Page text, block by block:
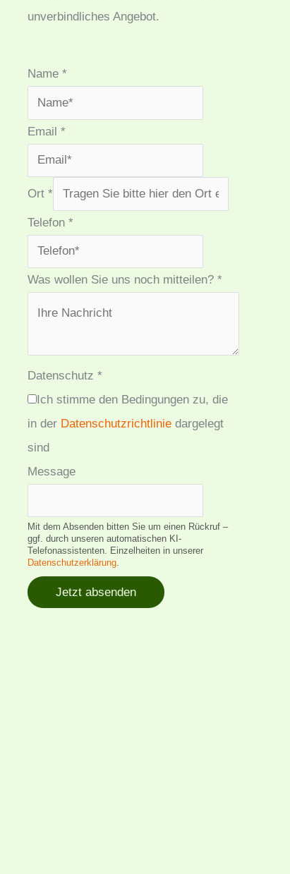
unverbindliches Angebot.
Name *
Email *
Ort *
Telefon *
Was wollen Sie uns noch mitteilen? *
Datenschutz *
Ich stimme den Bedingungen zu, die
in der Datenschutzrichtlinie dargelegt
sind
Message
Mit dem Absenden bitten Sie um einen Rückruf –
ggf. durch unseren automatischen KI-
Telefonassistenten. Einzelheiten in unserer
Datenschutzerklärung.
Jetzt absenden